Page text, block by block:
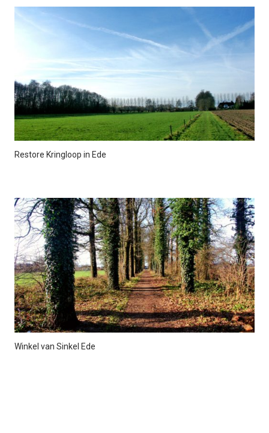
Restore Kringloop in Ede
Winkel van Sinkel Ede